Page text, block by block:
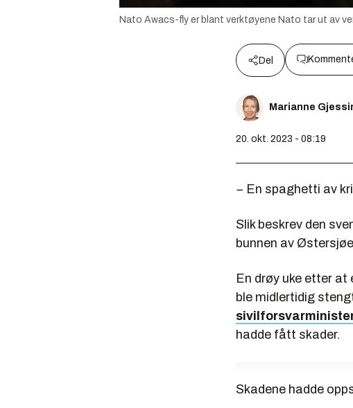
Nato Awacs-fly er blant verktøyene Nato tar ut av
Del
Marianne
20. okt. 2023 - 08:19
− En spaghetti av
Slik beskrev den
bunnen av
En drøy uke etter
ble midlertidig
hadde fått skader.
Skadene hadde